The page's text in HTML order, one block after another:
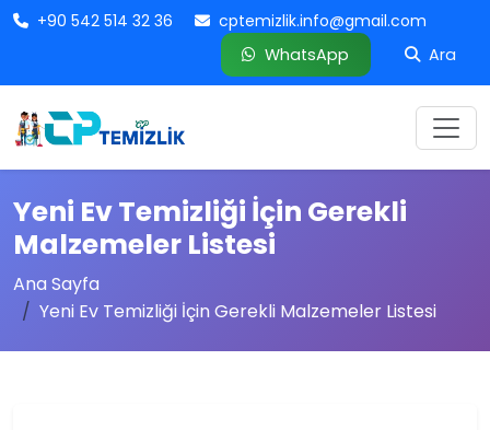
+90 542 514 32 36
cptemizlik.info@gmail.com
WhatsApp
Ara
Yeni Ev Temizliği İçin Gerekli
Malzemeler Listesi
Ana Sayfa
Yeni Ev Temizliği İçin Gerekli Malzemeler Listesi